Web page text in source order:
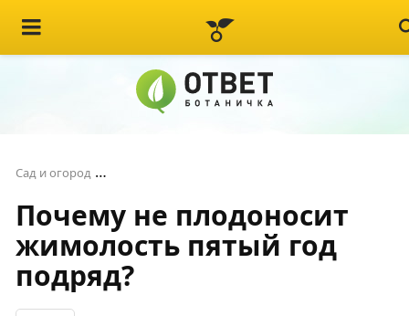
Сад и огород
Почему не плодоносит
жимолость пятый год
подряд?